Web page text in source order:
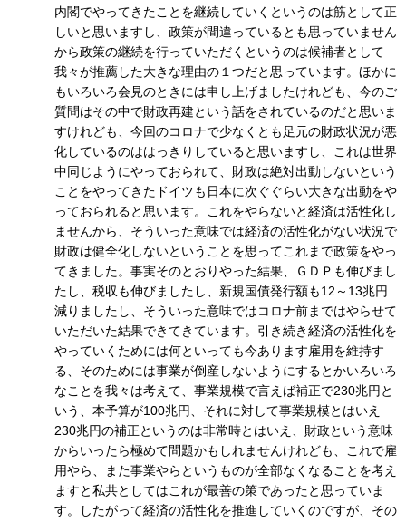
内閣でやってきたことを継続していくというのは筋として正
しいと思いますし、政策が間違っているとも思っていません
から政策の継続を行っていただくというのは候補者として
我々が推薦した大きな理由の１つだと思っています。ほかに
もいろいろ会見のときには申し上げましたけれども、今のご
質問はその中で財政再建という話をされているのだと思いま
すけれども、今回のコロナで少なくとも足元の財政状況が悪
化しているのははっきりしていると思いますし、これは世界
中同じようにやっておられて、財政は絶対出動しないという
ことをやってきたドイツも日本に次ぐぐらい大きな出動をや
っておられると思います。これをやらないと経済は活性化し
ませんから、そういった意味では経済の活性化がない状況で
財政は健全化しないということを思ってこれまで政策をやっ
てきました。事実そのとおりやった結果、ＧＤＰも伸びまし
たし、税収も伸びましたし、新規国債発行額も12～13兆円
減りましたし、そういった意味ではコロナ前まではやらせて
いただいた結果できてきています。引き続き経済の活性化を
やっていくためには何といっても今あります雇用を維持す
る、そのためには事業が倒産しないようにするとかいろいろ
なことを我々は考えて、事業規模で言えば補正で230兆円と
いう、本予算が100兆円、それに対して事業規模とはいえ
230兆円の補正というのは非常時とはいえ、財政という意味
からいったら極めて問題かもしれませんけれども、これで雇
用やら、また事業やらというものが全部なくなることを考え
ますと私共としてはこれが最善の策であったと思っていま
す。したがって経済の活性化を推進していくのですが、その